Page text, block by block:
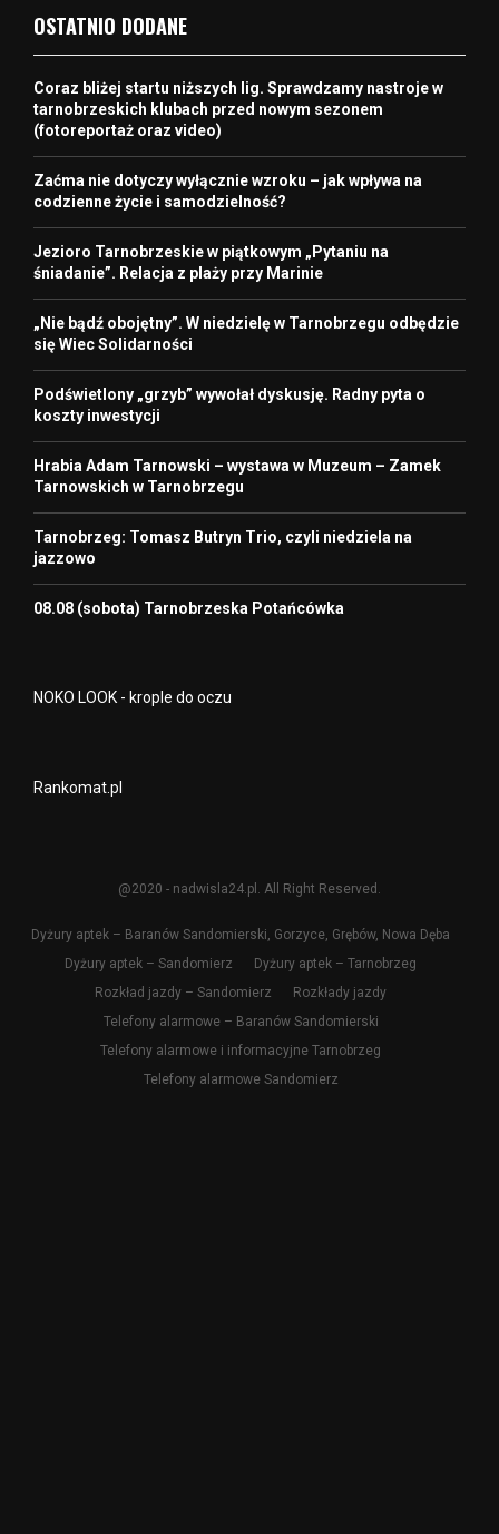
OSTATNIO DODANE
Coraz bliżej startu niższych lig. Sprawdzamy nastroje w
tarnobrzeskich klubach przed nowym sezonem
(fotoreportaż oraz video)
Zaćma nie dotyczy wyłącznie wzroku – jak wpływa na
codzienne życie i samodzielność?
Jezioro Tarnobrzeskie w piątkowym „Pytaniu na
śniadanie”. Relacja z plaży przy Marinie
„Nie bądź obojętny”. W niedzielę w Tarnobrzegu odbędzie
się Wiec Solidarności
Podświetlony „grzyb” wywołał dyskusję. Radny pyta o
koszty inwestycji
Hrabia Adam Tarnowski – wystawa w Muzeum – Zamek
Tarnowskich w Tarnobrzegu
Tarnobrzeg: Tomasz Butryn Trio, czyli niedziela na
jazzowo
08.08 (sobota) Tarnobrzeska Potańcówka
NOKO LOOK - krople do oczu
Rankomat.pl
@2020 - nadwisla24.pl. All Right Reserved.
Dyżury aptek – Baranów Sandomierski, Gorzyce, Grębów, Nowa Dęba
Dyżury aptek – Sandomierz
Dyżury aptek – Tarnobrzeg
Rozkład jazdy – Sandomierz
Rozkłady jazdy
Telefony alarmowe – Baranów Sandomierski
Telefony alarmowe i informacyjne Tarnobrzeg
Telefony alarmowe Sandomierz